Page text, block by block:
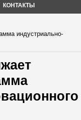
КОНТАКТЫ
индустриально-